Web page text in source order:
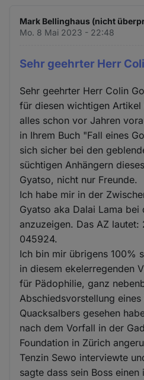
Mark Bellinghaus (nicht
Mo. 8 Mai 2023 - 22:48
Sehr geehrter Herr
Sehr geehrter Herr Colin
für diesen wichtigen Artikel
alles schon vor Jahren
in Ihrem Buch "Fall eines
sich sicher bei den
süchtigen Anhängern
Gyatso, nicht nur Freunde.
Ich habe mir in der
Gyatso aka Dalai Lama
anzuzeigen. Das AZ
045924.
Ich bin mir übrigens 100%
in diesem ekelerregenden
für Pädophilie, ganz
Abschiedsvorstellung
Quacksalbers gesehen
nach dem Vorfall in der
Foundation in Zürich
Tenzin Sewo interviewte
sagte dass sein Boss einen